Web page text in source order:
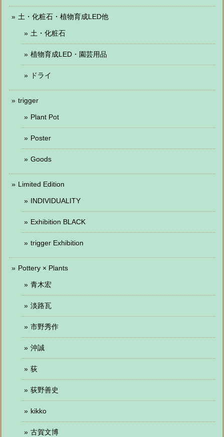
土・化粧石・植物育成LED他
土・化粧石
植物育成LED・園芸用品
ドライ
trigger
Plant Pot
Poster
Goods
Limited Edition
INDIVIDUALITY
Exhibition BLACK
trigger Exhibition
Pottery × Plants
青木宏
淡路瓦
市野秀作
沖誠
荻
荻野善史
kikko
古賀文博